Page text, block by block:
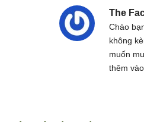
The
Chào
không
muốn
thêm